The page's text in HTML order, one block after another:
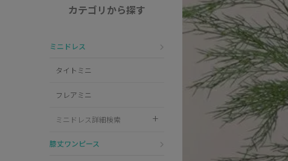
カテゴリから探す
ミニドレス
タイトミニ
フレアミニ
ミニドレス詳細検索
膝丈ワンピース